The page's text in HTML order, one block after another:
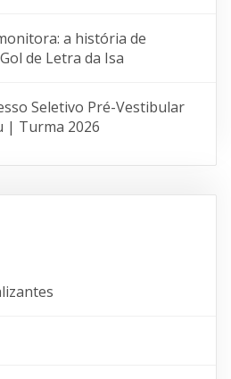
a história de
de Letra da Isa
Seletivo Pré-Vestibular
| Turma 2026